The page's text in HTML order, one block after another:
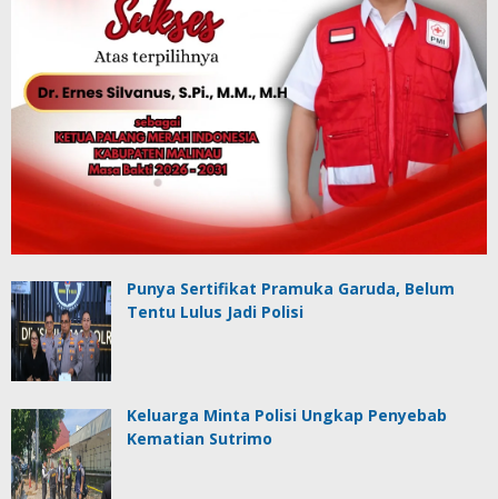
Punya Sertifikat Pramuka Garuda, Belum
Tentu Lulus Jadi Polisi
Keluarga Minta Polisi Ungkap Penyebab
Kematian Sutrimo